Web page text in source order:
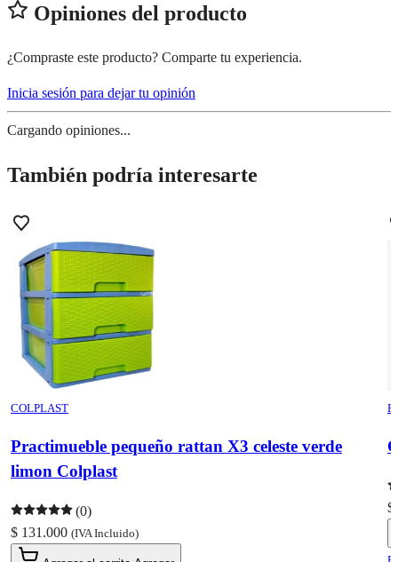
Opiniones del producto
¿Compraste este producto? Comparte tu experiencia.
Inicia sesión para dejar tu opinión
Cargando opiniones...
También podría interesarte
COLPLAST
Practimueble pequeño rattan X3 celeste verde
limon Colplast
(0)
$ 131.000 (IVA Incluido)
$